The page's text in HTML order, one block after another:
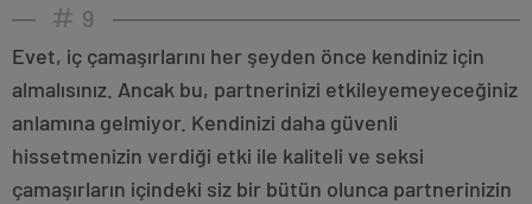
9
Evet, iç çamaşırlarını her şeyden önce kendiniz için
almalısınız. Ancak bu, partnerinizi etkileyemeyeceğiniz
anlamına gelmiyor. Kendinizi daha güvenli
hissetmenizin verdiği etki ile kaliteli ve seksi
çamaşırların içindeki siz bir bütün olunca partnerinizin